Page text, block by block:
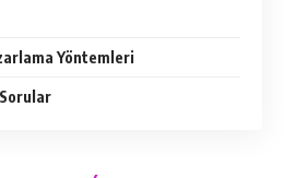
Yöntemleri